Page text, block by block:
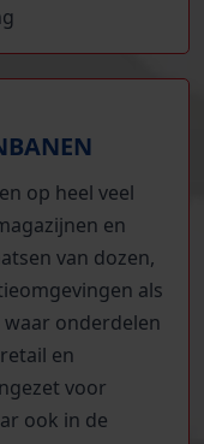
op heel veel
en
van dozen,
als
onderdelen
en
voor
ook in de